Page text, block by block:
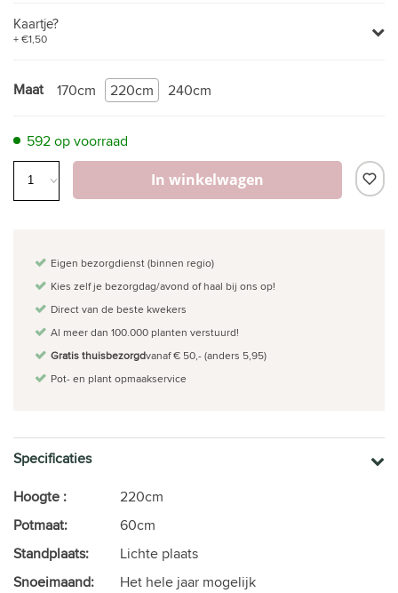
Kaartje?
+ €1,50
Maat 240cm
220cm
170cm
592 op voorraad
In winkelwagen
Eigen bezorgdienst (binnen regio)
Kies zelf je bezorgdag/avond of haal bij ons op!
Direct van de beste kwekers
Al meer dan 100.000 planten verstuurd!
Gratis thuisbezorgdvanaf € 50,- (anders 5,95)
Pot- en plant opmaakservice
Specificaties
Hoogte :
220cm
Potmaat:
60cm
Standplaats:
Lichte plaats
Snoeimaand:
Het hele jaar mogelijk